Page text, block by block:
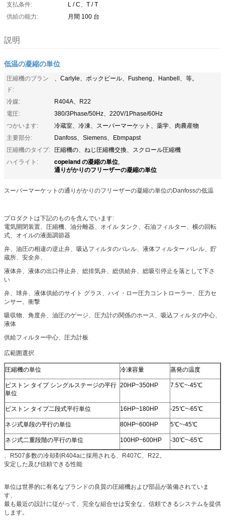
支払条件:
L / C、T / T
供給の能力:
月間 100 台
説明
低温の凝縮の単位
圧縮機のブラン
ド:
、Carlyle、ボックビール、Fusheng、Hanbell、等。
冷媒:
R404A、R22
電圧:
380/3Phase/50Hz、220V/1Phase/60Hz
つかいます:
冷蔵室、冷凍、スーパーマーケット、薬学、肉農産物
主要部分:
Danfoss、Siemens、Ebmpapst
圧縮機のタイプ: 圧縮機の、ねじ圧縮機交換、スクロール圧縮機
ハイライト:
copeland の凝縮の単位,
通りがかりのフリーザーの凝縮の単位
スーパーマーケットの通りがかりのフリーザーの凝縮の単位のDanfossの低温
プロダクトは下記のものを含んでいます:
電気開閉装置、圧縮機、油分離器、オイル タンク、石油フィルター、横の回転
式、オイルの液面調節器
弁、油圧の相違の逆止弁、吸込フィルタのバレル、液体フィルター バレル、貯
蔵所、安全弁、
液体弁、液体の出口停止弁、総排気弁、総供給弁、総吸引停止を落として下さ
い
弁、球弁、液体供給のサイト グラス、ハイ・ロー圧力コントローラー、圧力セ
ンサー、衝撃
吸収物、角度弁、油圧のゲージ、圧力計の関係のホース、吸込フィルタの中心、
液体
供給フィルター中心、圧力計板
広範囲選択
圧縮機の単位 冷凍容量 蒸発の温度
ピストン タイプ シングルステージの平行
単位
20HP~350HP 7.5℃~-45℃
ピストン タイプ二段式平行単位 16HP~180HP -25℃~-65℃
ネジ式単段の平行の単位 80HP~600HP 5℃~-45℃
ネジ式二重段階の平行の単位 100HP~600HP -30℃~-65℃
、R507多数の冷却剤R404aに採用される、R407C、R22。
安定した及び信頼できる性能
単位は世界的に有名なブランドの良質の圧縮機および部品が装備されていま
す、
最も最近の設計に従がって、完全な組合せは安全な、信頼できるシステムを提供
します。